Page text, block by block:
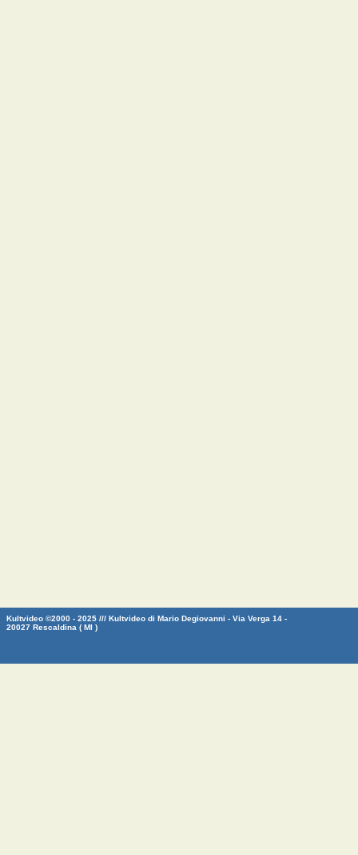
Kultvideo ©2000 - 2025 /// Kultvideo di Mario Degiovanni - Via Verga 14 -
20027 Rescaldina ( MI )